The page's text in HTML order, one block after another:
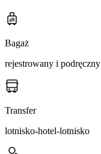
Bagaż
rejestrowany i podręczny
Transfer
lotnisko-hotel-lotnisko